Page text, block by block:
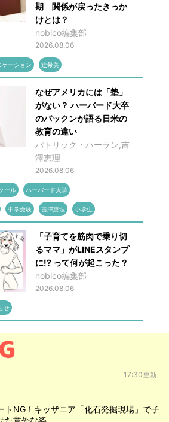
期 関係が戻ったきっか
けとは？
nobico編集部
2026.08.06
ーション 辻希美
なぜアメリカには「塾」
がない？ ハーバード大卒
のパックンが語る日米の
教育の違い
パトリック・ハーラン,吉
澤恵理
2026.08.06
ール ハーバード大学
中学受験 吉澤恵理 小学生
「子育てを筋肉で乗り切
るママ」がLINEスタンプ
に!? って何が起こった？
nobico編集部
2026.08.06
せ
17:30更新
トNG！キッザニア「化石発掘現場」で子
た意外な姿